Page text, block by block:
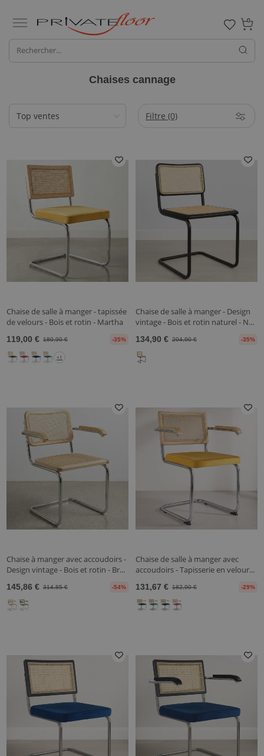
0
Chaises cannage
Filtre (0)
Chaise de salle à manger - tapissée
de velours - Bois et rotin - Martha
119,00 € 180,90 € -35%
+1
Chaise de salle à manger - Design
vintage - Bois et rotin naturel - N...
134,90 € 204,90 € -35%
Chaise à manger avec accoudoirs -
Design vintage - Bois et rotin - Br...
145,86 € 314,85 € -54%
Chaise de salle à manger avec
accoudoirs - Tapisserie en velour...
131,67 € 182,90 € -29%